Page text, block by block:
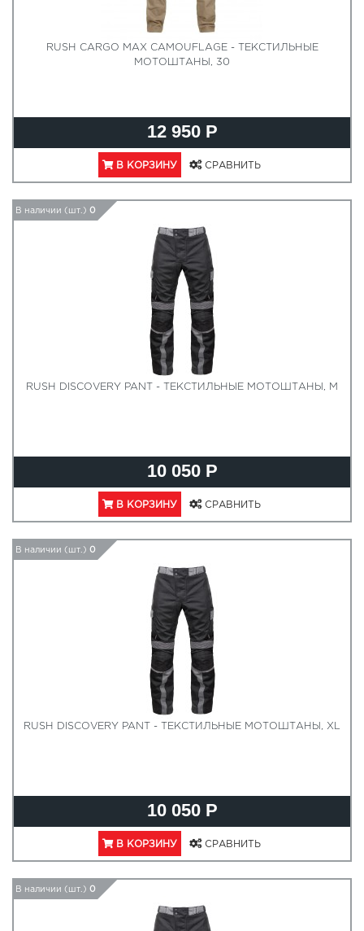
RUSH CARGO MAX CAMOUFLAGE - ТЕКСТИЛЬНЫЕ
МОТОШТАНЫ, 30
12 950 Р
В КОРЗИНУ СРАВНИТЬ
В наличии (шт.) 0
RUSH DISCOVERY PANT - ТЕКСТИЛЬНЫЕ МОТОШТАНЫ, M
10 050 Р
В КОРЗИНУ СРАВНИТЬ
В наличии (шт.) 0
RUSH DISCOVERY PANT - ТЕКСТИЛЬНЫЕ МОТОШТАНЫ, XL
10 050 Р
В КОРЗИНУ СРАВНИТЬ
В наличии (шт.) 0